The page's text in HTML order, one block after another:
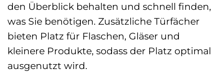
den Überblick behalten und schnell finden,
was Sie benötigen. Zusätzliche Türfächer
bieten Platz für Flaschen, Gläser und
kleinere Produkte, sodass der Platz optimal
ausgenutzt wird.